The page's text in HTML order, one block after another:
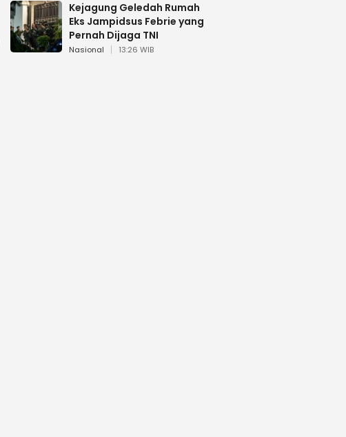
Kejagung Geledah Rumah
Eks Jampidsus Febrie yang
Pernah Dijaga TNI
Nasional 13:26 WIB